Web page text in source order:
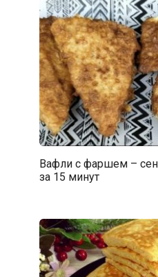
Вафли с фаршем –
за 15 минут